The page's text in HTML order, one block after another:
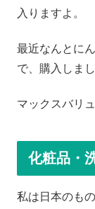
入りますよ。
最近なんとに
で、購入しまし
マックスバリ
化粧品・
私は日本のも